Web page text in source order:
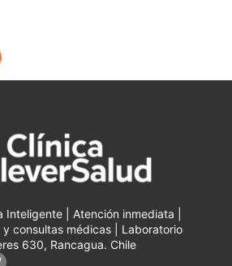
Inteligente | Atención inmediata |
consultas médicas | Laboratorio
630, Rancagua. Chile